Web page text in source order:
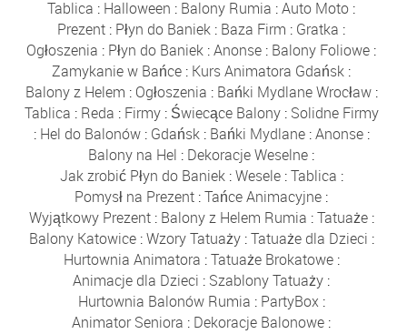
Tablica : Halloween : Balony Rumia :Auto Moto :
Prezent : Płyn do Baniek : Baza Firm : Gratka :
Ogłoszenia : Płyn do Baniek :Anonse : Balony Foliowe :
Zamykanie w Bańce : Kurs Animatora Gdańsk :
Balony z Helem : Ogłoszenia : Bańki Mydlane Wrocław:
Tablica : Reda : Firmy: Świecące Balony: Solidne Firmy
: Hel do Balonów: Gdańsk: Bańki Mydlane:Anonse:
Balony na Hel : Dekoracje Weselne :
Jak zrobić Płyn do Baniek:Wesele:Tablica :
Pomysł na Prezent :Tańce Animacyjne :
Wyjątkowy Prezent: Balony z Helem Rumia :Tatuaże:
Balony Katowice:Wzory Tatuaży:Tatuaże dla Dzieci :
Hurtownia Animatora :Tatuaże Brokatowe:
Animacje dla Dzieci : Szablony Tatuaży :
Hurtownia Balonów Rumia : PartyBox:
Animator Seniora : Dekoracje Balonowe :